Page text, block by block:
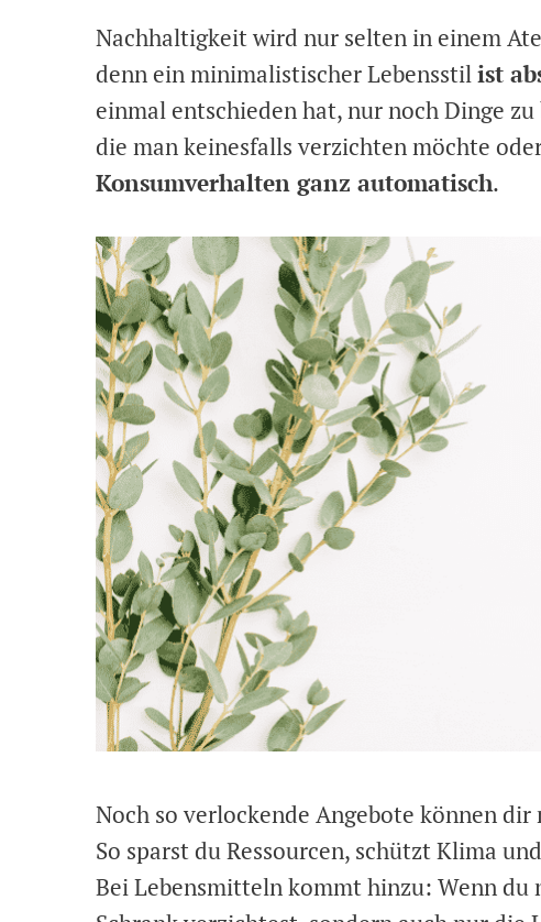
Nachhaltigkeit wird nur selten in einem
denn ein minimalistischer Lebensstilist
einmal entschieden hat, nur noch Dinge
die man keinesfalls verzichten möchte
Konsumverhalten ganz automatisch.
Noch so verlockende Angebote können dir
So sparst du Ressourcen, schützt Klima
Bei Lebensmitteln kommt hinzu: Wenn